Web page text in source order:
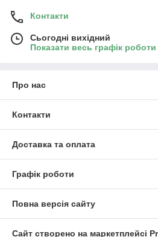
Контакти
Сьогодні вихідний
Показати весь графік роботи
Про нас
Контакти
Доставка та оплата
Графік роботи
Повна версія сайту
Сайт створено на маркетплейсі